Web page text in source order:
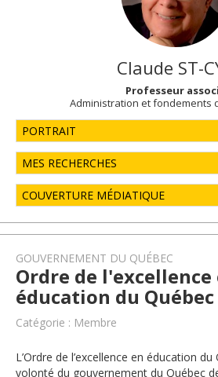
Claude ST-
Professeur
Administration et fondements
PORTRAIT
MES RECHERCHES
COUVERTURE MÉDIATIQUE
GOUVERNEMENT DU QUÉBEC
Ordre de l'excellence
éducation du Québec
Catégorie : Membre
L’Ordre de l’excellence en éducation
volonté du gouvernement du Québec